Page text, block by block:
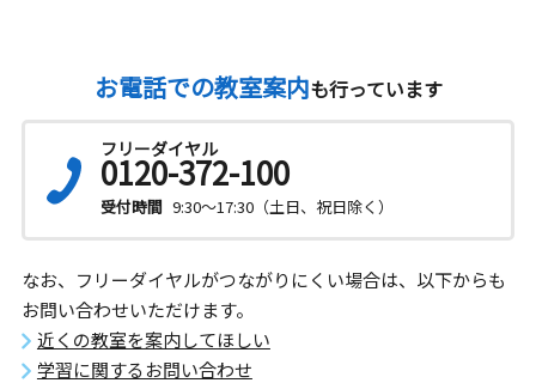
お電話での教室案内も行っています
フリーダイヤル
0120-372-100
受付時間 9:30～17:30（土日、祝日除く）
なお、フリーダイヤルがつながりにくい場合は、以下からも
お問い合わせいただけます。
近くの教室を案内してほしい
学習に関するお問い合わせ